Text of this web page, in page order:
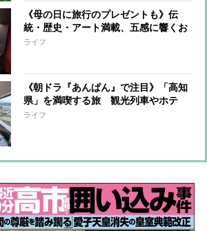
《母の日に旅行のプレゼントも》伝
統・歴史・アート満載、五感に響くお
とな旅「金沢・加賀温泉・敦賀」を旅
ライフ
《朝ドラ『あんぱん』で注目》「高知
県」を満喫する旅 観光列車やホテ
ル、スポットを旅行ジャーナリストが
ライフ